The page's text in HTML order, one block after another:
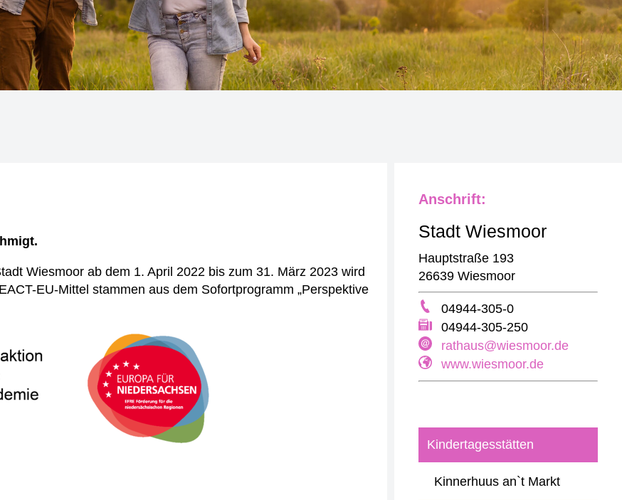
Wiesmoor ab dem 1. April 2022 bis zum 31. März 2023 wird
EU-Mittel stammen aus dem Sofortprogramm „Perspektive
Kindertagesstätten
Kinnerhuus an`t Markt
Anschrift:
Stadt Wiesmoor
Hauptstraße 193
26639 Wiesmoor
04944-305-0
04944-305-250
rathaus@wiesmoor.de
www.wiesmoor.de